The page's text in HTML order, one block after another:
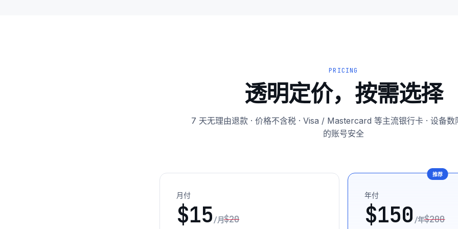
PRICING
透明定价，按需选择
7 天无理由退款 · 价格不含税 · Visa / Mastercard 等主流银行卡 · 设备数
的账号安全
月付
$15 /月$20
年付
$150 /年$200